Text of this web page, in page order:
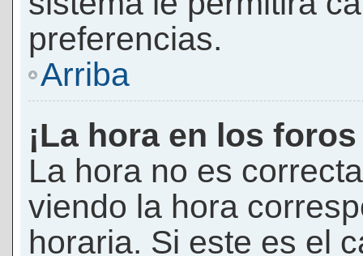
preferencias.
Arriba
¡La hora en los
La hora no es
viendo la hora
horaria. Si este es el